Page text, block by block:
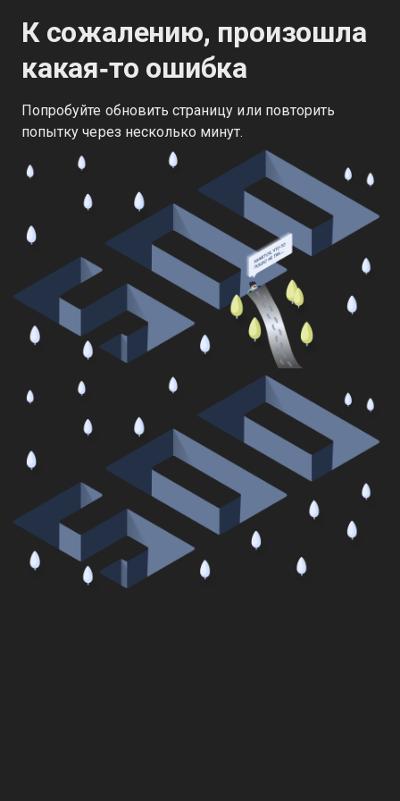
К сожалению, произошла
какая‑то ошибка
Попробуйте обновить страницу или повторить
попытку через несколько минут.